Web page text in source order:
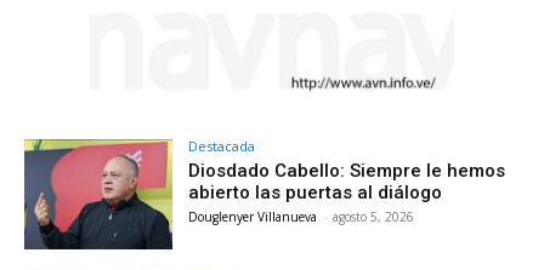
Destacada
Diosdado Cabello: Siempre le hemos
abierto las puertas al diálogo
Douglenyer Villanueva - agosto 5, 2026